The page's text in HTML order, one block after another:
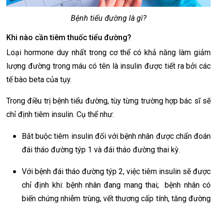
Bệnh tiểu đường là gì?
Khi nào cần tiêm thuốc tiểu đường?
Loại hormone duy nhất trong cơ thể có khả năng làm giảm
lượng đường trong máu có tên là insulin được tiết ra bởi các
tế bào beta của tụy.
Trong điều trị bệnh tiểu đường, tùy từng trường hợp bác sĩ sẽ
chỉ định tiêm insulin. Cụ thể như:
Bắt buộc tiêm insulin đối với bệnh nhân được chẩn đoán
đái tháo đường týp 1 và đái tháo đường thai kỳ.
Với bệnh đái tháo đường týp 2, việc tiêm insulin sẽ được
chỉ định khi: bệnh nhân đang mang thai; bệnh nhân có
biến chứng nhiễm trùng, vết thương cấp tính, tăng đường